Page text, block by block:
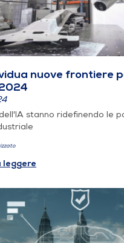
nuove frontiere
stanno ridefinendo le
leggere